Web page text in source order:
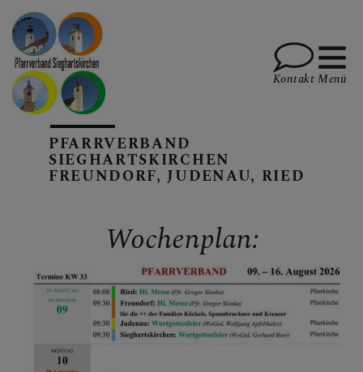
PFARREN UND TEAM
SAKRAMENTE, DIE
FEIERN, SPIRITUALITÄT
AKTUELLES, TERMINE,
INFOS, BERICHTE
PFARRVERBAND
SIEGHARTSKIRCHEN
FREUNDORF, JUDENAU, RIED
Kontakt Menü
Wochenplan: